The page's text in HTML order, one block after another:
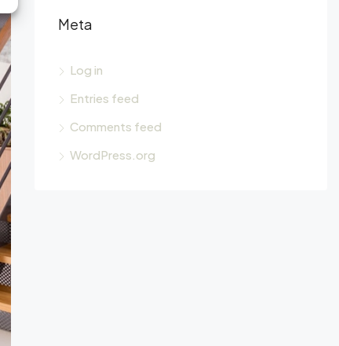
Meta
Log in
Entries feed
Comments feed
WordPress.org